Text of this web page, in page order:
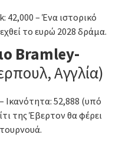
42,000 – Ένα ιστορικό
το ευρώ 2028 δράμα.
Bramley-
Αγγλία)
– Ικανότητα: 52,888 (υπό
της Έβερτον θα φέρει